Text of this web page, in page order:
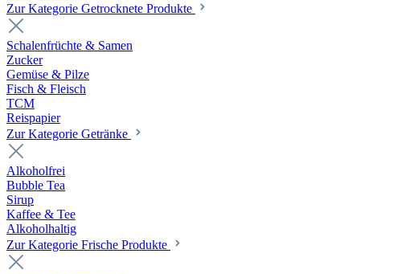
Zur Kategorie Getrocknete Produkte
Schalenfrüchte & Samen
Zucker
Gemüse & Pilze
Fisch & Fleisch
TCM
Reispapier
Zur Kategorie Getränke
Alkoholfrei
Bubble Tea
Sirup
Kaffee & Tee
Alkoholhaltig
Zur Kategorie Frische Produkte